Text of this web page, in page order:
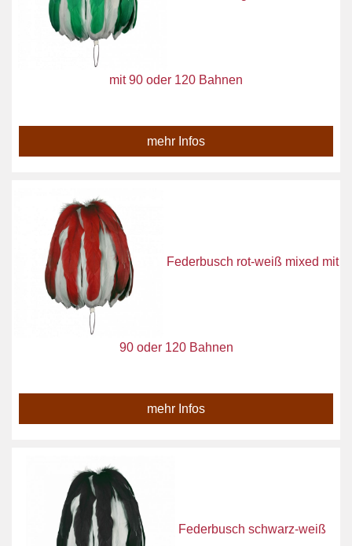
mit 90 oder 120 Bahnen
mehr Infos
Federbusch rot-weiß mixed mit
90 oder 120 Bahnen
mehr Infos
Federbusch schwarz-weiß